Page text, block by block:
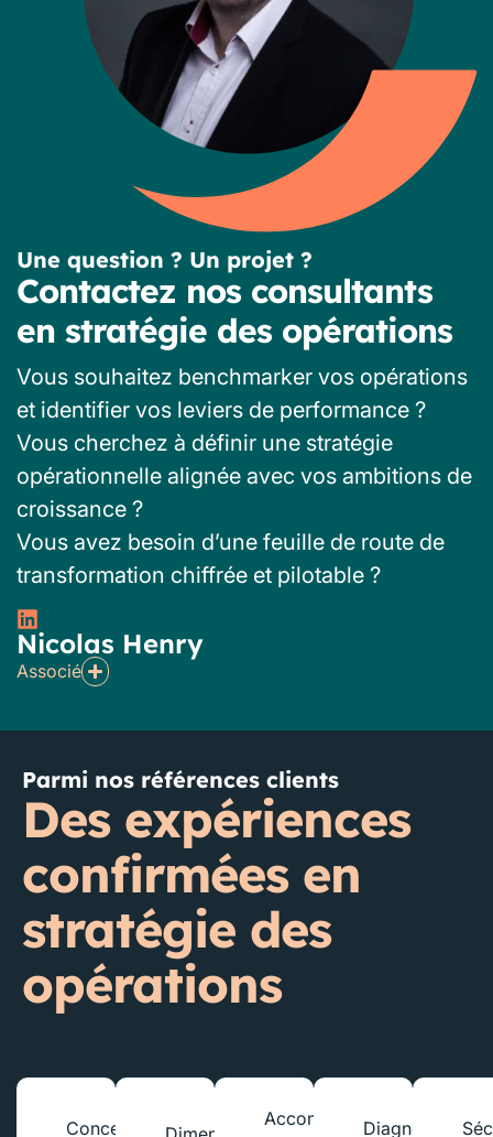
Une question ? Un projet ?
Contactez nos consultants
en stratégie des opérations
Vous souhaitez benchmarker vos opérations
et identifier vos leviers de performance ?
Vous cherchez à définir une stratégie
opérationnelle alignée avec vos ambitions de
croissance ?
Vous avez besoin d’une feuille de route de
transformation chiffrée et pilotable ?
Nicolas Henry
Associé
Parmi nos références clients
Des expériences
confirmées en
stratégie des
opérations
Conception
AccompagnementDiagnostic